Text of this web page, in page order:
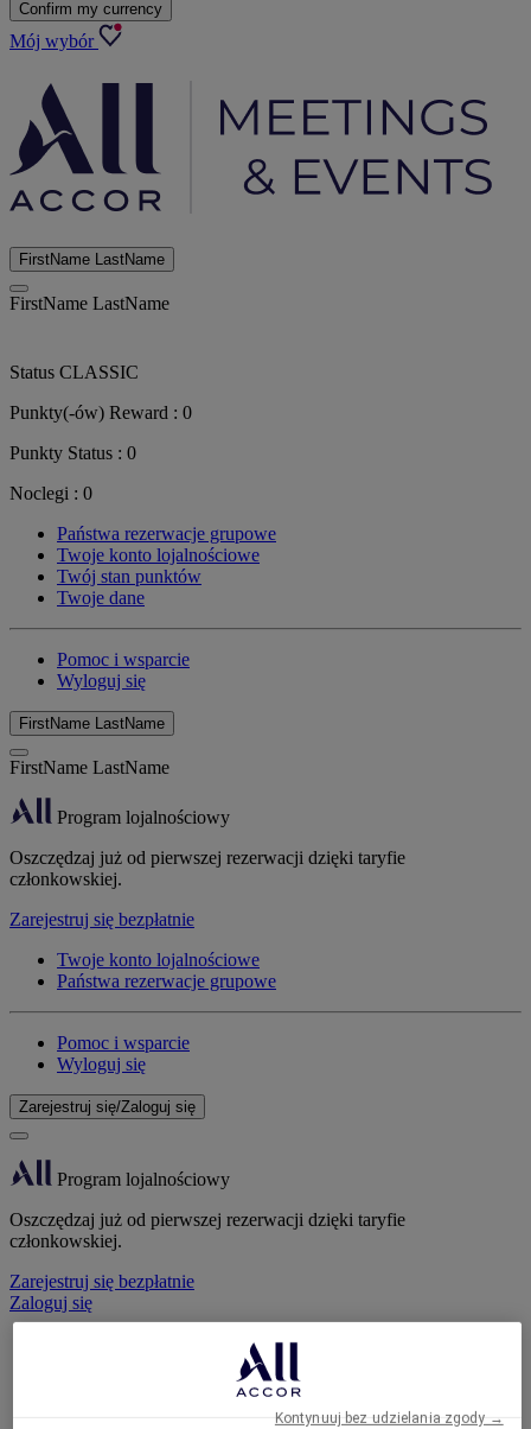
Confirm my currency
Mój wybór
FirstName LastName
FirstName LastName
Status CLASSIC
Punkty(-ów) Reward : 0
Punkty Status : 0
Noclegi : 0
Państwa rezerwacje grupowe
Twoje konto lojalnościowe
Twój stan punktów
Twoje dane
Pomoc i wsparcie
Wyloguj się
FirstName LastName
FirstName LastName
Program lojalnościowy
Oszczędzaj już od pierwszej rezerwacji dzięki taryfie
członkowskiej.
Zarejestruj się bezpłatnie
Twoje konto lojalnościowe
Państwa rezerwacje grupowe
Pomoc i wsparcie
Wyloguj się
Zarejestruj się/Zaloguj się
Program lojalnościowy
Oszczędzaj już od pierwszej rezerwacji dzięki taryfie
członkowskiej.
Zarejestruj się bezpłatnie
Zaloguj się
Kontynuuj bez udzielania zgody →